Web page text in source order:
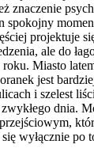
znaczenie
spokojny
projektuje
ale do
Miasto
jest
i szelest
dnia.
wyłącznie po